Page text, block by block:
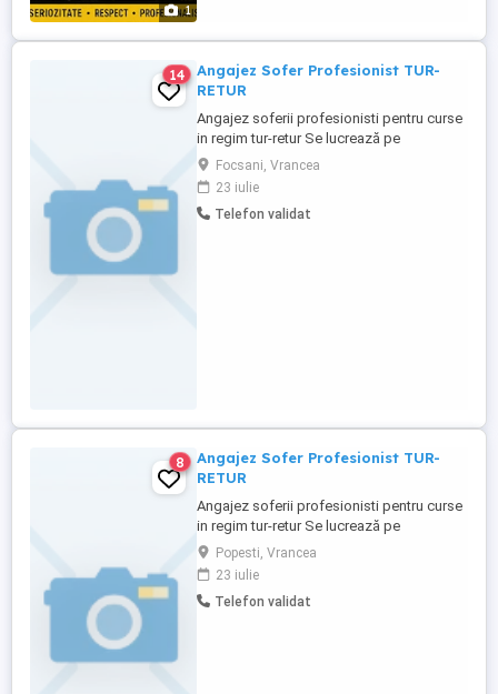
1
14
Angajez Sofer Profesionist TUR-
RETUR
Angajez soferii profesionisti pentru curse
in regim tur-retur Se lucrează pe
camioane: Mercedes Actros,Scania EURO
6 (cutie automata, dotate cu frigider,
sirocou și tot ceea ce este necesar pentru
buna desfășurare a activității ) Se trag
Focsani, Vrancea
23 iulie
Telefon validat
8
Angajez Sofer Profesionist TUR-
RETUR
Angajez soferii profesionisti pentru curse
in regim tur-retur Se lucrează pe
camioane: Mercedes Actros,Scania EURO
6 (cutie automata, dotate cu frigider,
sirocou și tot ceea ce este necesar pentru
buna desfășurare a activității ) Se trag
Popesti, Vrancea
23 iulie
Telefon validat